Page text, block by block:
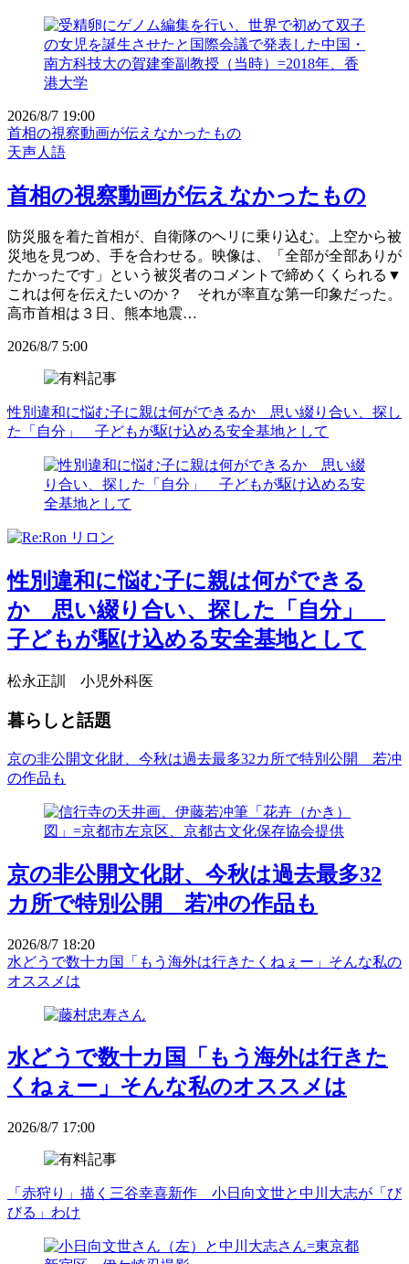
2026/8/7 19:00
首相の視察動画が伝えなかったもの
天声人語
首相の視察動画が伝えなかったもの
防災服を着た首相が、自衛隊のヘリに乗り込む。上空から被
災地を見つめ、手を合わせる。映像は、「全部が全部ありが
たかったです」という被災者のコメントで締めくくられる▼
これは何を伝えたいのか？ それが率直な第一印象だった。
高市首相は３日、熊本地震…
2026/8/7 5:00
性別違和に悩む子に親は何ができるか 思い綴り合い、探し
た「自分」 子どもが駆け込める安全基地として
性別違和に悩む子に親は何ができる
か 思い綴り合い、探した「自分」
子どもが駆け込める安全基地として
松永正訓 小児外科医
暮らしと話題
京の非公開文化財、今秋は過去最多32カ所で特別公開 若冲
の作品も
京の非公開文化財、今秋は過去最多32
カ所で特別公開 若冲の作品も
2026/8/7 18:20
水どうで数十カ国「もう海外は行きたくねぇー」そんな私の
オススメは
水どうで数十カ国「もう海外は行きた
くねぇー」そんな私のオススメは
2026/8/7 17:00
「赤狩り」描く三谷幸喜新作 小日向文世と中川大志が「び
びる」わけ